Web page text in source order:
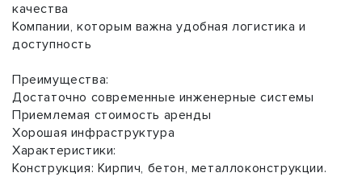
качества
Компании, которым важна удобная логистика и
доступность
Преимущества:
Достаточно современные инженерные системы
Приемлемая стоимость аренды
Хорошая инфраструктура
Характеристики:
Конструкция: Кирпич, бетон, металлоконструкции.